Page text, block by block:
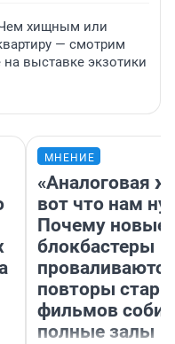
хищным или
— смотрим
выставке экзотики
МНЕНИЕ
«Аналоговая
вот что нам
Почему новые
блокбастеры
повторы
фильмов
полные залы